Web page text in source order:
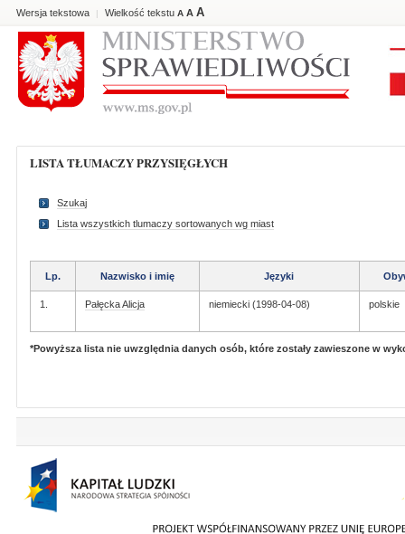
Wersja tekstowa | Wielkość tekstu A A A
LISTA TŁUMACZY PRZYSIĘGŁYCH
Szukaj
Lista wszystkich tlumaczy sortowanych wg miast
Lp. Nazwisko i imię Języki
1. Pałęcka Alicja niemiecki (1998-04-08) polskie
*Powyższa lista nie uwzględnia danych osób, które zostały zawieszone w